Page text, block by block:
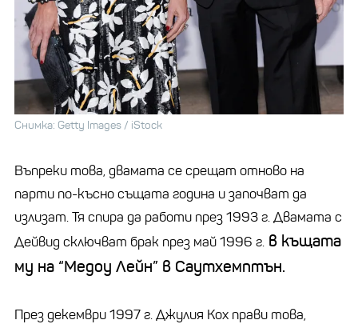
Снимка: Getty Images / iStock
Въпреки това, двамата се срещат отново на
парти по-късно същата година и започват да
излизат. Тя спира да работи през 1993 г. Двамата с
Дейвид сключват брак през май 1996 г. в къщата
му на “Медоу Лейн” в Саутхемптън.
През декември 1997 г. Джулия Кох прави това,